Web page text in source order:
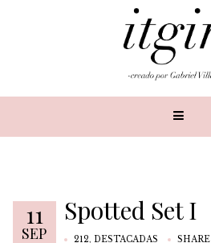
11
SEP
Spotted Set I
212, DESTACADAS SHARE